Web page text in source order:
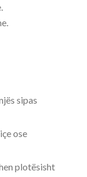
sipas
ose
plotësisht